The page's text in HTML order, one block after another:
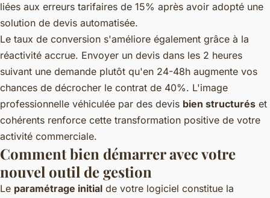
liées aux erreurs tarifaires de 15% après avoir adopté une
solution de devis automatisée.
Le taux de conversion s'améliore également grâce à la
réactivité accrue. Envoyer un devis dans les 2 heures
suivant une demande plutôt qu'en 24-48h augmente vos
chances de décrocher le contrat de 40%. L'image
professionnelle véhiculée par des devis bien structurés et
cohérents renforce cette transformation positive de votre
activité commerciale.
Comment bien démarrer avec votre
nouvel outil de gestion
Le paramétrage initial de votre logiciel constitue la